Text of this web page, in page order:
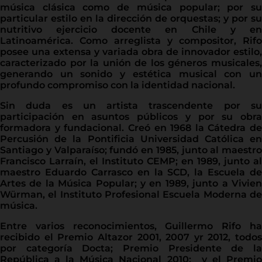
música clásica como de música popular; por su
particular estilo en la dirección de orquestas; y por su
nutritivo ejercicio docente en Chile y en
Latinoamérica. Como arreglista y compositor, Rifo
posee una extensa y variada obra de innovador estilo,
caracterizado por la unión de los géneros musicales,
generando un sonido y estética musical con un
profundo compromiso con la identidad nacional.
Sin duda es un artista trascendente por su
participación en asuntos públicos y por su obra
formadora y fundacional. Creó en 1968 la Cátedra de
Percusión de la Pontificia Universidad Católica en
Santiago y Valparaíso; fundó en 1985, junto al maestro
Francisco Larraín, el Instituto CEMP; en 1989, junto al
maestro Eduardo Carrasco en la SCD, la Escuela de
Artes de la Música Popular; y en 1989, junto a Vivien
Würman, el Instituto Profesional Escuela Moderna de
música.
Entre varios reconocimientos, Guillermo Rifo ha
recibido el Premio Altazor 2001, 2007 yr 2012, todos
por categoría Docta; Premio Presidente de la
República a la Música Nacional 2010; y el Premio